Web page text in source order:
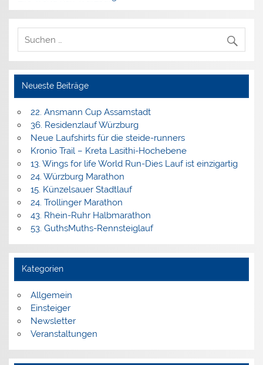
Neueste Beiträge
22. Ansmann Cup Assamstadt
36. Residenzlauf Würzburg
Neue Laufshirts für die steide-runners
Kronio Trail – Kreta Lasithi-Hochebene
13. Wings for life World Run-Dies Lauf ist einzigartig
24. Würzburg Marathon
15. Künzelsauer Stadtlauf
24. Trollinger Marathon
43. Rhein-Ruhr Halbmarathon
53. GuthsMuths-Rennsteiglauf
Kategorien
Allgemein
Einsteiger
Newsletter
Veranstaltungen